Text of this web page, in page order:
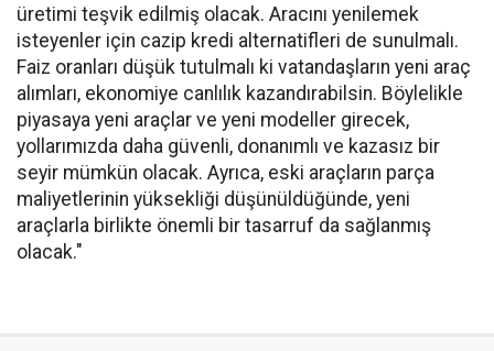
üretimi teşvik edilmiş olacak. Aracını yenilemek
isteyenler için cazip kredi alternatifleri de sunulmalı.
Faiz oranları düşük tutulmalı ki vatandaşların yeni araç
alımları, ekonomiye canlılık kazandırabilsin. Böylelikle
piyasaya yeni araçlar ve yeni modeller girecek,
yollarımızda daha güvenli, donanımlı ve kazasız bir
seyir mümkün olacak. Ayrıca, eski araçların parça
maliyetlerinin yüksekliği düşünüldüğünde, yeni
araçlarla birlikte önemli bir tasarruf da sağlanmış
olacak."